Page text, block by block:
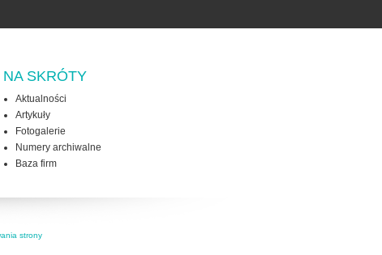
NA SKRÓTY
Aktualności
Artykuły
Fotogalerie
Numery archiwalne
Baza firm
strony